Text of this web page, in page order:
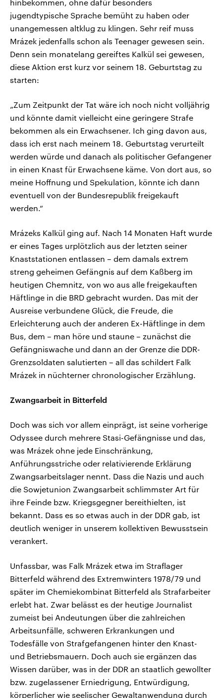
hinbekommen, ohne dafür besonders
jugendtypische Sprache bemüht zu haben oder
unangemessen altklug zu klingen. Sehr reif muss
Mrázek jedenfalls schon als Teenager gewesen sein.
Denn sein monatelang gereiftes Kalkül sei gewesen,
diese Aktion erst kurz vor seinem 18. Geburtstag zu
starten:
„Zum Zeitpunkt der Tat wäre ich noch nicht volljährig
und könnte damit vielleicht eine geringere Strafe
bekommen als ein Erwachsener. Ich ging davon aus,
dass ich erst nach meinem 18. Geburtstag verurteilt
werden würde und danach als politischer Gefangener
in einen Knast für Erwachsene käme. Von dort aus, so
meine Hoffnung und Spekulation, könnte ich dann
eventuell von der Bundesrepublik freigekauft
werden.“
Mrázeks Kalkül ging auf. Nach 14 Monaten Haft wurde
er eines Tages urplötzlich aus der letzten seiner
Knaststationen entlassen – dem damals extrem
streng geheimen Gefängnis auf dem Kaßberg im
heutigen Chemnitz, von wo aus alle freigekauften
Häftlinge in die BRD gebracht wurden. Das mit der
Ausreise verbundene Glück, die Freude, die
Erleichterung auch der anderen Ex-Häftlinge in dem
Bus, dem – man höre und staune – zunächst die
Gefängniswache und dann an der Grenze die DDR-
Grenzsoldaten salutierten – all das schildert Falk
Mrázek in nüchterner chronologischer Erzählung.
Zwangsarbeit in Bitterfeld
Doch was sich vor allem einprägt, ist seine vorherige
Odyssee durch mehrere Stasi-Gefängnisse und das,
was Mrázek ohne jede Einschränkung,
Anführungsstriche oder relativierende Erklärung
Zwangsarbeitslager nennt. Dass die Nazis und auch
die Sowjetunion Zwangsarbeit schlimmster Art für
ihre Feinde bzw. Kriegsgegner bereithielten, ist
bekannt. Dass es so etwas auch in der DDR gab, ist
deutlich weniger in unserem kollektiven Bewusstsein
verankert.
Unfassbar, was Falk Mrázek etwa im Straflager
Bitterfeld während des Extremwinters 1978/79 und
später im Chemiekombinat Bitterfeld als Strafarbeiter
erlebt hat. Zwar belässt es der heutige Journalist
zumeist bei Andeutungen über die zahlreichen
Arbeitsunfälle, schweren Erkrankungen und
Todesfälle von Strafgefangenen hinter den Knast-
und Betriebsmauern. Doch auch sie ergänzen das
Wissen darüber, was in der DDR an staatlich gewollter
bzw. zugelassener Erniedrigung, Entwürdigung,
körperlicher wie seelischer Gewaltanwendung durch